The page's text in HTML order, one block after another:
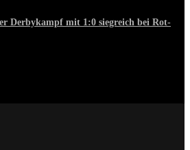
Derbykampf mit 1:0 siegreich bei Rot-